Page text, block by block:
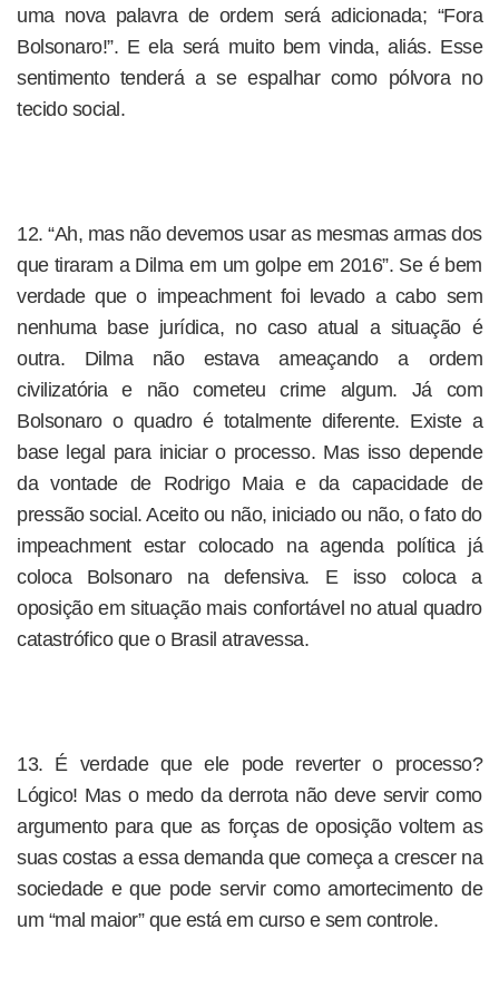
uma nova palavra de ordem será adicionada; “Fora
Bolsonaro!”. E ela será muito bem vinda, aliás. Esse
sentimento tenderá a se espalhar como pólvora no
tecido social.
12. “Ah, mas não devemos usar as mesmas armas dos
que tiraram a Dilma em um golpe em 2016”. Se é bem
verdade que o impeachment foi levado a cabo sem
nenhuma base jurídica, no caso atual a situação é
outra. Dilma não estava ameaçando a ordem
civilizatória e não cometeu crime algum. Já com
Bolsonaro o quadro é totalmente diferente. Existe a
base legal para iniciar o processo. Mas isso depende
da vontade de Rodrigo Maia e da capacidade de
pressão social. Aceito ou não, iniciado ou não, o fato do
impeachment estar colocado na agenda política já
coloca Bolsonaro na defensiva. E isso coloca a
oposição em situação mais confortável no atual quadro
catastrófico que o Brasil atravessa.
13. É verdade que ele pode reverter o processo?
Lógico! Mas o medo da derrota não deve servir como
argumento para que as forças de oposição voltem as
suas costas a essa demanda que começa a crescer na
sociedade e que pode servir como amortecimento de
um “mal maior” que está em curso e sem controle.